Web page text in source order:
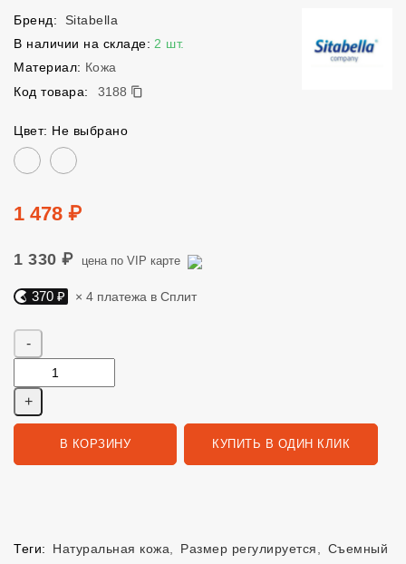
Бренд:
Sitabella
В наличии на складе: 2 шт.
Материал: Кожа
Код товара:
3188
3188
Цвет: Не выбрано
Цвет
Цена
1 478 ₽
1 330 ₽ цена по VIP карте
Яндекс Сплит. 370 руб, 4 платежа в Сплит
370 ₽ × 4 платежа в Сплит
В КОРЗИНУ КУПИТЬ В ОДИН КЛИК
Теги: Натуральная кожа Размер регулируется
Съемный